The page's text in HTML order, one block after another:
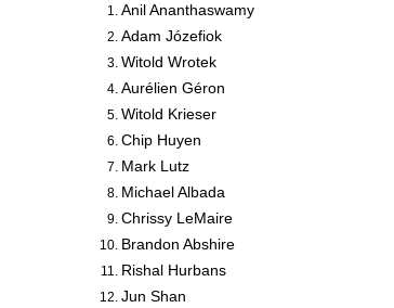
Anil Ananthaswamy
Adam Józefiok
Witold Wrotek
Aurélien Géron
Witold Krieser
Chip Huyen
Mark Lutz
Michael Albada
Chrissy LeMaire
Brandon Abshire
Rishal Hurbans
Jun Shan